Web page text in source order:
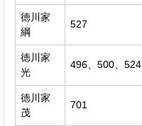
徳川家
綱
527
徳川家
光
496、500、524
徳川家
茂
701